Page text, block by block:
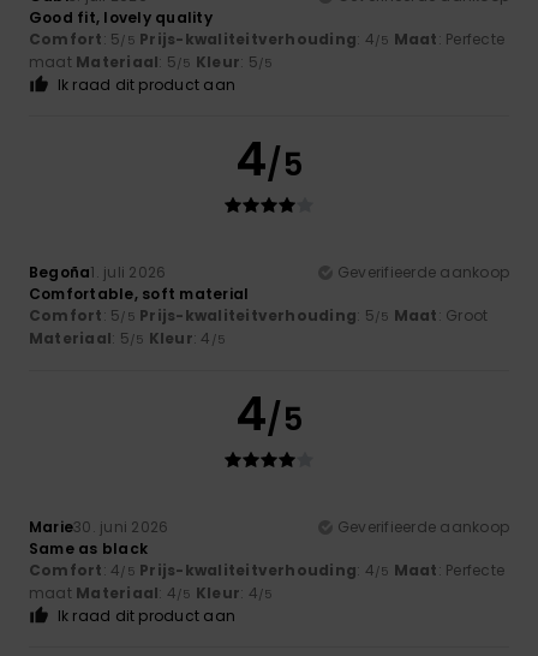
Good fit, lovely quality
Comfort: 5/5 Prijs-kwaliteitverhouding: 4/5 Maat: Perfecte
maat Materiaal: 5/5 Kleur: 5/5
Ik raad dit product aan
4/5
Begoña1. juli 2026
Geverifieerde aankoop
Comfortable, soft material
Comfort: 5/5 Prijs-kwaliteitverhouding: 5/5 Maat: Groot
Materiaal: 5/5 Kleur: 4 /5
4/5
Marie30. juni 2026
Geverifieerde aankoop
Same as black
Comfort: 4/5 Prijs-kwaliteitverhouding: 4/5 Maat: Perfecte
maat Materiaal: 4/5 Kleur: 4/5
Ik raad dit product aan